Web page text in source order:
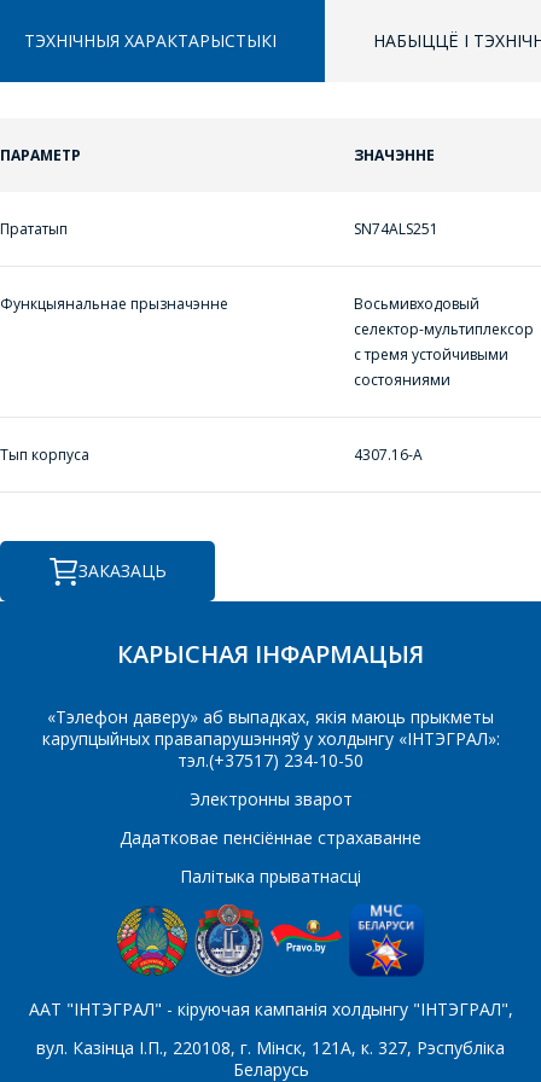
ТЭХНІЧНЫЯ ХАРАКТАРЫСТЫКІ НАБЫЦЦЁ І
ПАРАМЕТР ЗНАЧЭННЕ
Прататып SN74ALS251
Функцыянальнае прызначэнне
Восьмивходовый
селектор-мультиплексор
с тремя устойчивыми
состояниями
Тып корпуса 4307.16-А
ЗАКАЗАЦЬ
КАРЫСНАЯ ІНФАРМАЦЫЯ
«Тэлефон даверу» аб выпадках, якія маюць прыкметы
карупцыйных правапарушэнняў у холдынгу «ІНТЭГРАЛ»:
тэл.(+37517) 234-10-50
Электронны зварот
Дадатковае пенсіённае страхаванне
Палітыка прыватнасці
ААТ "ІНТЭГРАЛ" - кіруючая кампанія холдынгу "ІНТЭГРАЛ",
вул. Казінца І.П., 220108, г. Мінск, 121А, к. 327, Рэспубліка
Беларусь
КАМПАНІІ З
РАДАСЦЮ
АДКАЖУЦЬ НА
ВАШЫ ПЫТАННІ,
РАЗЛІЧАЦЬ
КОШТ ПАСЛУГ І
КАМЕРЦЫЙНАЕ
Ваша імя*
Тэлефон*
Які цікавіць тавар/паслуга